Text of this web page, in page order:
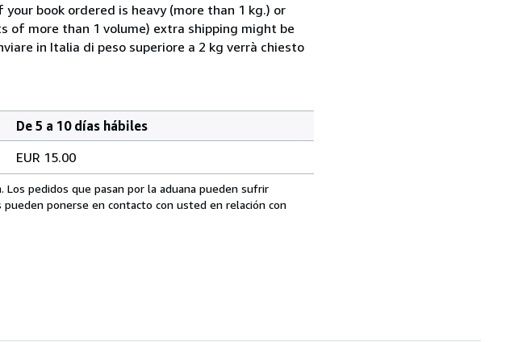
book ordered is heavy (more than 1 kg.) or
of more than 1 volume) extra shipping might be
in Italia di peso superiore a 2 kg verrà chiesto
De 5 a 10 días hábiles
EUR 15.00
pedidos que pasan por la aduana pueden sufrir
ponerse en contacto con usted en relación con